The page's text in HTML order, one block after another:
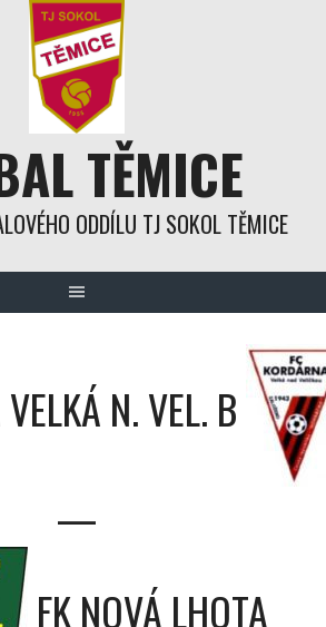
TĚMICE
ODDÍLU TJ SOKOL TĚMICE
N. VEL. B
—
FK NOVÁ LHOTA